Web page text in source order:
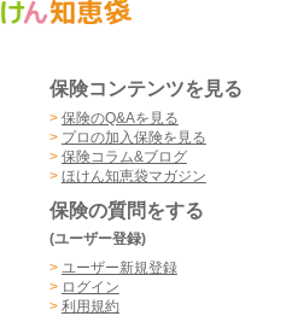
保険コンテンツを見る
> 保険のQ&Aを見る
> プロの加入保険を見る
> 保険コラム&ブログ
> ほけん知恵袋マガジン
保険の質問をする
(ユーザー登録)
> ユーザー新規登録
> ログイン
> 利用規約